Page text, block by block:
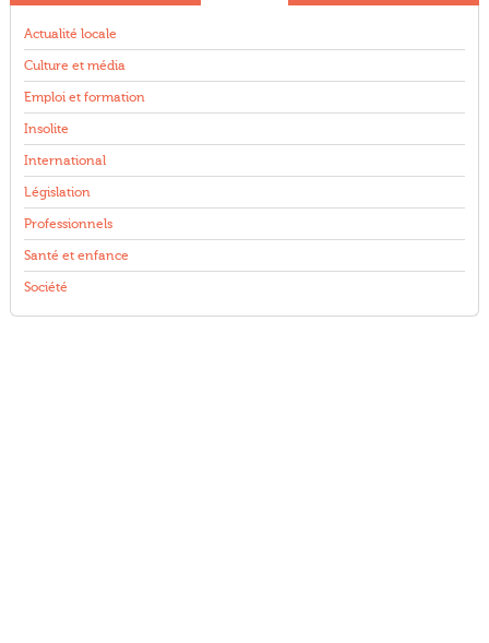
Actualité locale
Culture et média
Emploi et formation
Insolite
International
Législation
Professionnels
Santé et enfance
Société